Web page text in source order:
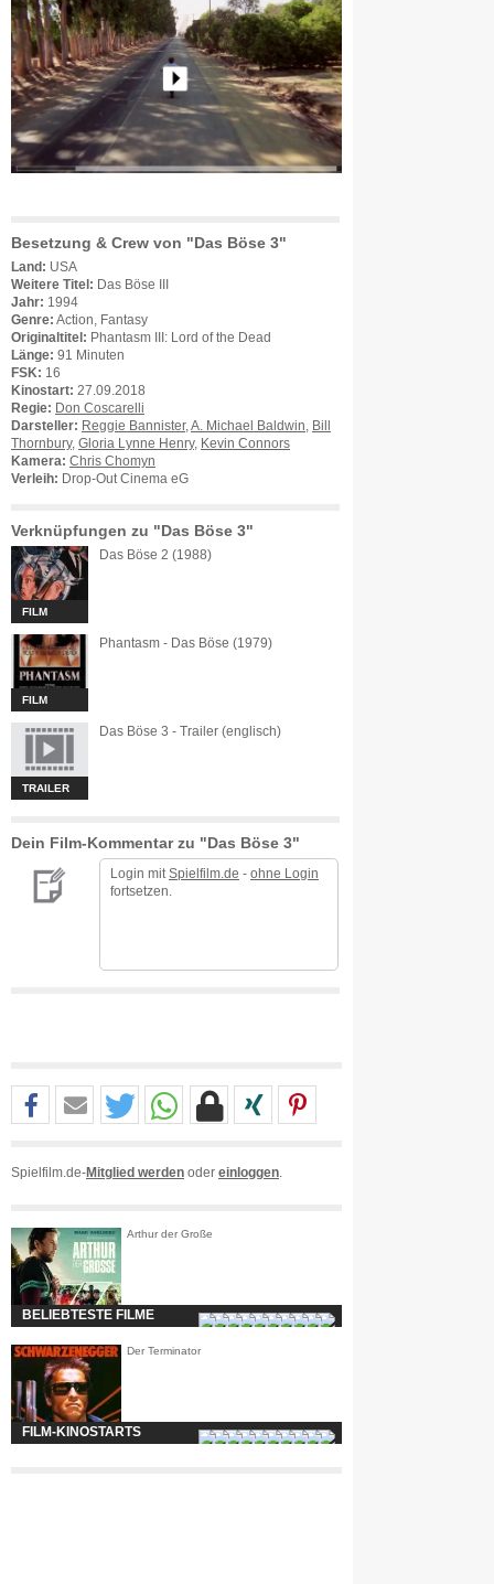
Besetzung & Crew von "Das Böse 3"
Land: USA
Weitere Titel: Das Böse III
Jahr: 1994
Genre: Action, Fantasy
Originaltitel: Phantasm III: Lord of the Dead
Länge: 91 Minuten
FSK: 16
Kinostart: 27.09.2018
Regie: Don Coscarelli
Darsteller: Reggie Bannister, A. Michael Baldwin
Bill
Thornbury, Gloria Lynne Henry, Kevin Connors
Kamera: Chris Chomyn
Verleih: Drop-Out Cinema eG
Verknüpfungen zu "Das Böse 3"
FILM
Das Böse 2 (1988)
FILM
Phantasm - Das Böse (1979)
TRAILER
Das Böse 3 - Trailer (englisch)
Dein Film-Kommentar zu "Das Böse 3"
Login mit Spielfilm.de - ohne Login
fortsetzen.
Spielfilm.de-Mitglied werden oder einloggen
Arthur der Große
BELIEBTESTE FILME
Der Terminator
FILM-KINOSTARTS